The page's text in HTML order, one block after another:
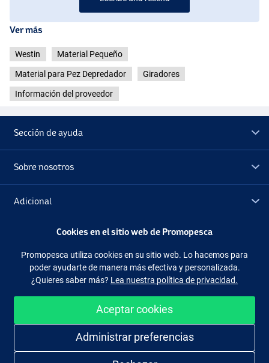
Ver más
Westin Material Pequeño
Material para Pez Depredador Giradores
Información del proveedor
Sección de ayuda
Sobre nosotros
Adicional
Síguenos Facebook Instagram
Comprar de manera fácil y segura
Cookies en el sitio web de Promopesca
Promopesca utiliza cookies en su sitio web. Lo hacemos para
poder ayudarte de manera más efectiva y personalizada.
¿Quieres saber más? Lea nuestra política de privacidad.
Aceptar cookies
Administrar preferencias